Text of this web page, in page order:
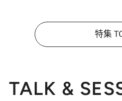
特集
TALK &